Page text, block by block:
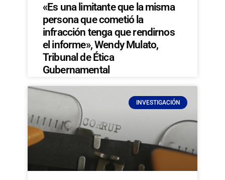
«Es una limitante que la misma
persona que cometió la
infracción tenga que rendirnos
el informe», Wendy Mulato,
Tribunal de Ética
Gubernamental
INVESTIGACIÓN